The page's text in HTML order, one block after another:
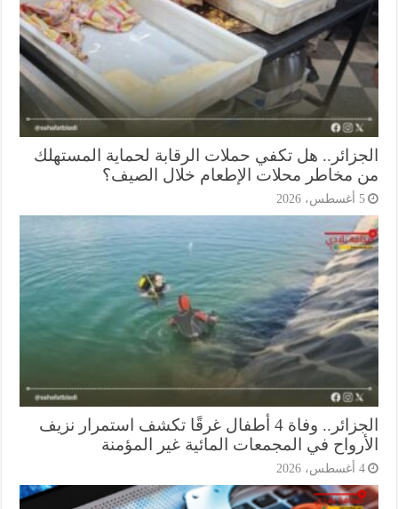
هل تكفي حملات الرقابة لحماية المستهلك
مخاطر محلات الإطعام خلال الصيف؟
الجزائر.. وفاة 4 أطفال غرقًا تكشف استمرار نزيف
في المجمعات المائية غير المؤمنة